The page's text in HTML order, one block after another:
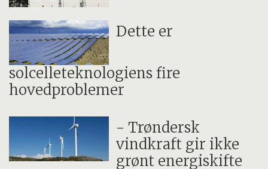
Dette er
solcelleteknologiens fire
hovedproblemer
- Trøndersk
vindkraft gir ikke
grønt energiskifte